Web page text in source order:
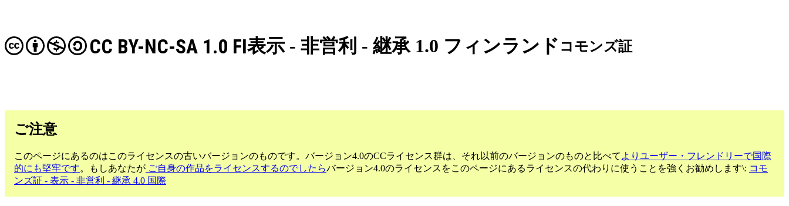
表示 - 非営利 - 継承 1.0 フィンランド
CC BY-NC-SA 1.0 FI コモンズ証
ご注意
このページにあるのはこのライセンスの古いバージョンのものです。バージョン4.0のCCライセンス群は、それ以前のバージョンのものと比べて よりユーザー・フレンドリーで国際
的にも堅牢です。もしあなたが ご自身の作品をライセンスするのでしたらバージョン4.0のライセンスをこのページにあるライセンスの代わりに使うことを強くお勧めします\: コモ
ンズ証 - 表示 - 非営利 - 継承 4.0 国際